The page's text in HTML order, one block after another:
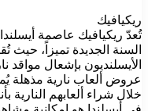
ريكيافيك
تُعدّ ريكيافيك عاصمة
السنة الجديدة تميزاً، حيث
الأيسلنديون بإشعال مواقد
عروض ألعاب نارية مذهلة
خلال شراء ألعابهم النارية